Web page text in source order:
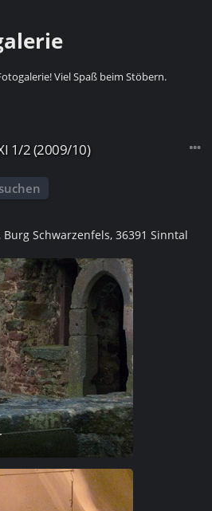
Viel Spaß beim Stöbern.
1/2 (2009/10)
Burg Schwarzenfels, 36391 Sinntal